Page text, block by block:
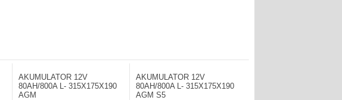
AKUMULATOR 12V
80AH/800A L- 315X175X190
AGM
AKUMULATOR 12V
80AH/800A L- 315X175X190
AGM S5